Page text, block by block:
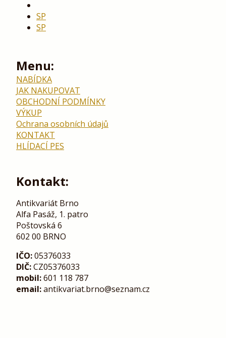
SP
SP
Menu:
NABÍDKA
JAK NAKUPOVAT
OBCHODNÍ PODMÍNKY
VÝKUP
Ochrana osobních údajů
KONTAKT
HLÍDACÍ PES
Kontakt:
Antikvariát Brno
Alfa Pasáž, 1. patro
Poštovská 6
602 00 BRNO
IČO:05376033
DIČ:CZ05376033
mobil:601 118 787
email:antikvariat.brno@seznam.cz